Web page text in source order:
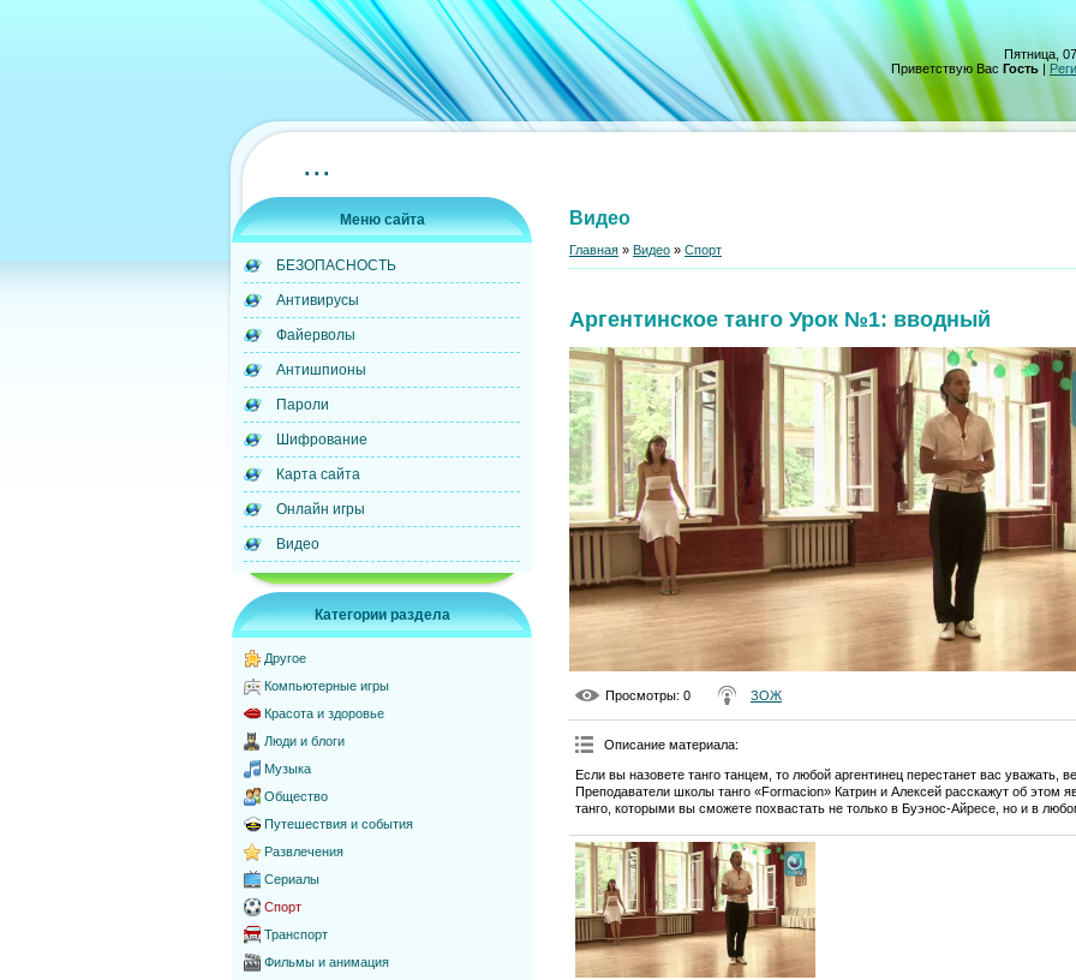
Пятница,
Приветствую Вас Гость |
...
Меню сайта
БЕЗОПАСНОСТЬ
Антивирусы
Файерволы
Антишпионы
Пароли
Шифрование
Карта сайта
Онлайн игры
Видео
Категории раздела
Другое
Компьютерные игры
Красота и здоровье
Люди и блоги
Музыка
Общество
Путешествия и события
Развлечения
Сериалы
Спорт
Транспорт
Фильмы и анимация
Видео
Главная » Видео » Спорт
Аргентинское танго Урок №1: вводный
Просмотры: 0 ЗОЖ
Описание материала:
Если вы назовете танго танцем, то любой аргентинец перестанет вас уважать,
Преподаватели школы танго «Formacion» Катрин и Алексей расскажут об этом
танго, которыми вы сможете похвастать не только в Буэнос-Айресе, но и в